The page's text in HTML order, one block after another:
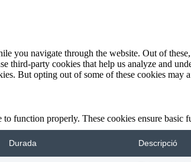
you navigate through the website. Out of
third-party cookies that help us analyze and
But opting out of some of these cookies may
function properly. These cookies ensure
Durada Descripció